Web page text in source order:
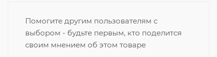
Помогите другим пользователям с
выбором - будьте первым, кто поделится
своим мнением об этом товаре